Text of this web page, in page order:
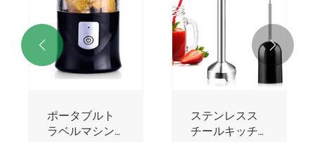
自動シャット
オフ電気コー
防水屋外電撃
殺虫ランプバ
 